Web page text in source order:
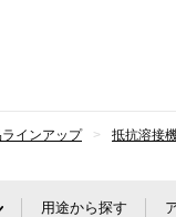
インアップ
抵抗溶接
用途から探す